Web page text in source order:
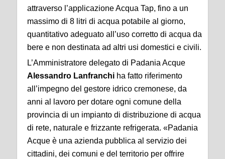
attraverso l’applicazione Acqua Tap, fino a un
massimo di 8 litri di acqua potabile al giorno,
quantitativo adeguato all’uso corretto di acqua da
bere e non destinata ad altri usi domestici e civili.
L’Amministratore delegato di Padania Acque
Alessandro Lanfranchi ha fatto riferimento
all’impegno del gestore idrico cremonese, da
anni al lavoro per dotare ogni comune della
provincia di un impianto di distribuzione di acqua
di rete, naturale e frizzante refrigerata. «Padania
Acque è una azienda pubblica al servizio dei
cittadini, dei comuni e del territorio per offrire